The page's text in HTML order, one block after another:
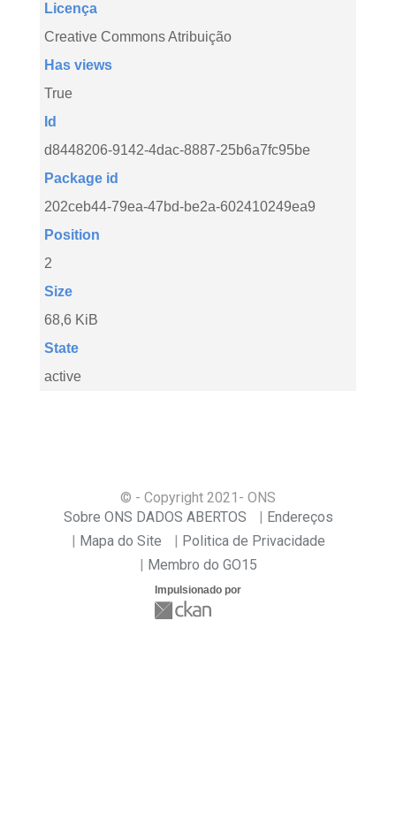
Licença
Creative Commons Atribuição
Has views
True
Id
d8448206-9142-4dac-8887-25b6a7fc95be
Package id
202ceb44-79ea-47bd-be2a-602410249ea9
Position
2
Size
68,6 KiB
State
active
© - Copyright 2021 - ONS
Sobre ONS DADOS ABERTOS
Endereços
Mapa do Site
Politica de Privacidade
Membro do GO15
Impulsionado por